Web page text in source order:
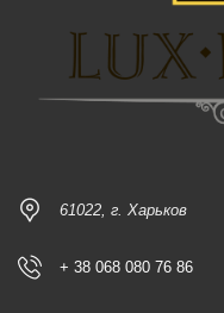
61022, г. Харьков
+ 38 068 080 76 86